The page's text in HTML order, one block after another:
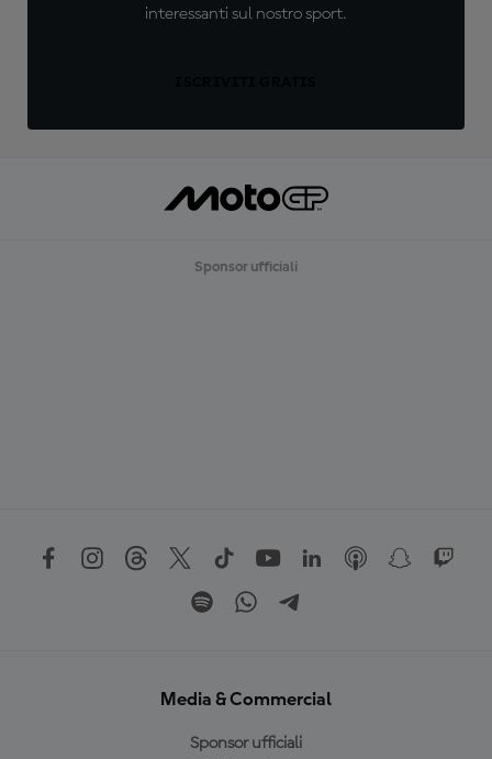
interessanti sul nostro sport.
Sponsor ufficiali
Media & Commercial
Sponsor ufficiali